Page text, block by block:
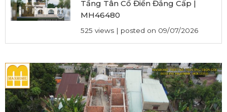
Tầng Tân Cổ Điển Đẳng Cấp |
MH46480
525 views| posted on 09/07/2026